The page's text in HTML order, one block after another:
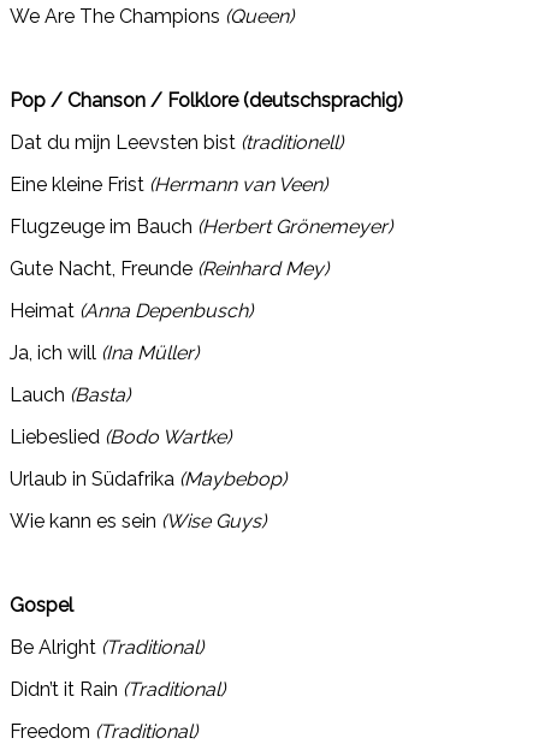
We Are The Champions (Queen)
Pop / Chanson / Folklore (deutschsprachig)
Dat du mijn Leevsten bist (traditionell)
Eine kleine Frist (Hermann van Veen)
Flugzeuge im Bauch (Herbert Grönemeyer)
Gute Nacht, Freunde (Reinhard Mey)
Heimat (Anna Depenbusch)
Ja, ich will (Ina Müller)
Lauch (Basta)
Liebeslied (Bodo Wartke)
Urlaub in Südafrika (Maybebop)
Wie kann es sein (Wise Guys)
Gospel
Be Alright (Traditional)
Didn’t it Rain (Traditional)
Freedom (Traditional)